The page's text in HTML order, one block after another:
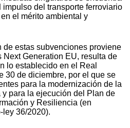
del transporte ferroviario
el mérito ambiental y
de estas subvenciones proviene
Next Generation EU, resulta de
lo establecido en el Real
30 de diciembre, por el que se
para la modernización de la
para la ejecución del Plan de
y Resiliencia (en
ley 36/2020).